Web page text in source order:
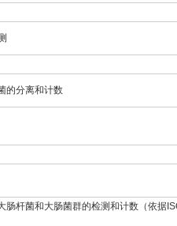
的分离和计数
肠杆菌和大肠菌群的检测和计数（依据